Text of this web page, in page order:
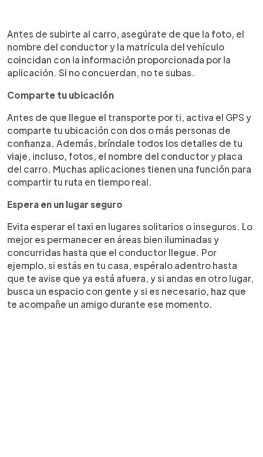
Antes de subirte al carro, asegúrate de que la foto, el
nombre del conductor y la matrícula del vehículo
coincidan con la información proporcionada por la
aplicación. Si no concuerdan, no te subas.
Comparte tu ubicación
Antes de que llegue el transporte por ti, activa el GPS y
comparte tu ubicación con dos o más personas de
confianza. Además, bríndale todos los detalles de tu
viaje, incluso, fotos, el nombre del conductor y placa
del carro. Muchas aplicaciones tienen una función para
compartir tu ruta en tiempo real.
Espera en un lugar seguro
Evita esperar el taxi en lugares solitarios o inseguros. Lo
mejor es permanecer en áreas bien iluminadas y
concurridas hasta que el conductor llegue. Por
ejemplo, si estás en tu casa, espéralo adentro hasta
que te avise que ya está afuera, y si andas en otro lugar,
busca un espacio con gente y si es necesario, haz que
te acompañe un amigo durante ese momento.